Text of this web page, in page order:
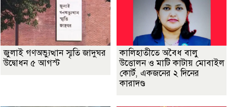
জুলাই গণঅভ্যুত্থান স্মৃতি জাদুঘর
উদ্বোধন ৫ আগস্ট
কালিহাতীতে অবৈধ বালু
উত্তোলন ও মাটি কাটায় মোবাইল
কোর্ট, একজনের ২ দিনের
কারাদণ্ড